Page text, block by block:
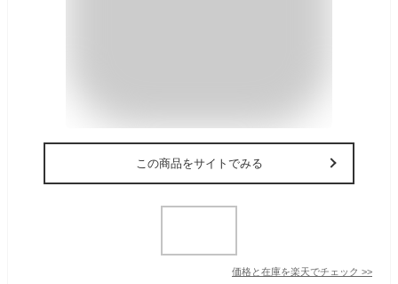
この商品をサイトでみる
価格と在庫を楽天でチェック >>